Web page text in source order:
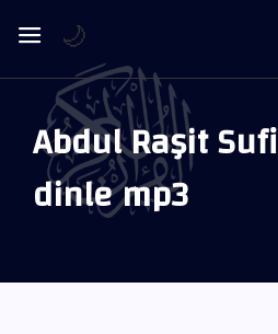
Abdul Raşit
dinle mp3
🌙